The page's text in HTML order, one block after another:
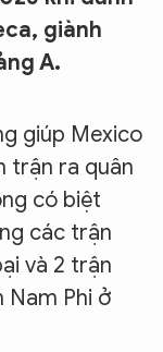
giành
A.
giúp Mexico
trận ra quân
có biệt
các trận
và 2 trận
Nam Phi ở